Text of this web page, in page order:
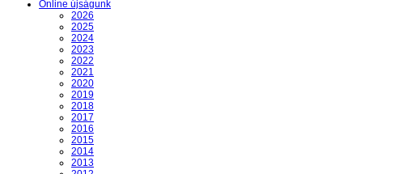
Online újságunk
2026
2025
2024
2023
2022
2021
2020
2019
2018
2017
2016
2015
2014
2013